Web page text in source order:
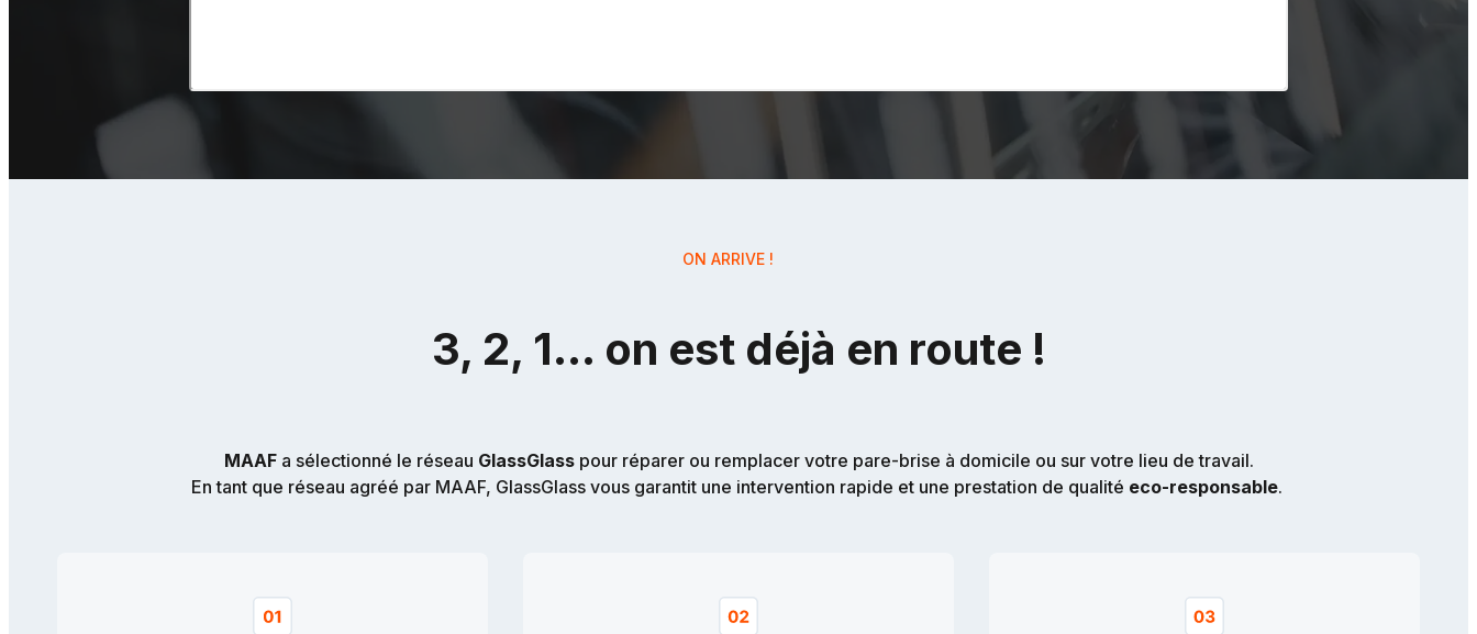
ON ARRIVE !
3, 2, 1… on est déjà en route !
MAAFa sélectionné le réseau GlassGlasspour réparer ou remplacer votre pare-brise à domicile ou sur votre lieu de travail.
En tant que réseau agréé par MAAF, GlassGlass vous garantit une intervention rapide et une prestation de qualité eco-responsable.